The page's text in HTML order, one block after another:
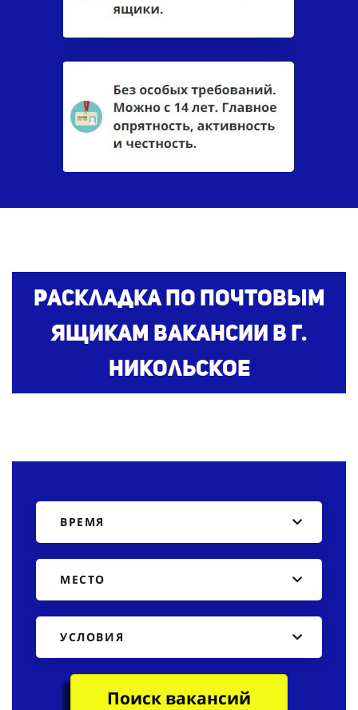
Раскладка по почтовым
ящикам вакансии в г.
Никольское
ВРЕМЯ
МЕСТО
УСЛОВИЯ
Поиск вакансий